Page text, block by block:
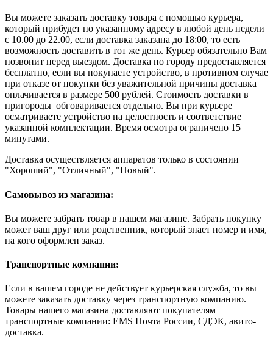
Вы можете заказать доставку товара с помощью курьера,
который прибудет по указанному адресу в любой день недели
с 10.00 до 22.00, если доставка заказана до 18:00, то есть
возможность доставить в тот же день. Курьер обязательно Вам
позвонит перед выездом. Доставка по городу предоставляется
бесплатно, если вы покупаете устройство, в противном случае
при отказе от покупки без уважительной причины доставка
оплачивается в размере 500 рублей. Стоимость доставки в
пригороды обговаривается отдельно. Вы при курьере
осматриваете устройство на целостность и соответствие
указанной комплектации. Время осмотра ограничено 15
минутами.
Доставка осуществляется аппаратов только в состоянии
"Хороший", "Отличный", "Новый".
Самовывоз из магазина:
Вы можете забрать товар в нашем магазине. Забрать покупку
может ваш друг или родственник, который знает номер и имя,
на кого оформлен заказ.
Транспортные компании:
Если в вашем городе не действует курьерская служба, то вы
можете заказать доставку через транспортную компанию.
Товары нашего магазина доставляют покупателям
транспортные компании: EMS Почта России, СДЭК, авито-
доставка.